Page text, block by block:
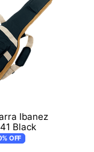
Ibanez
Black
OFF